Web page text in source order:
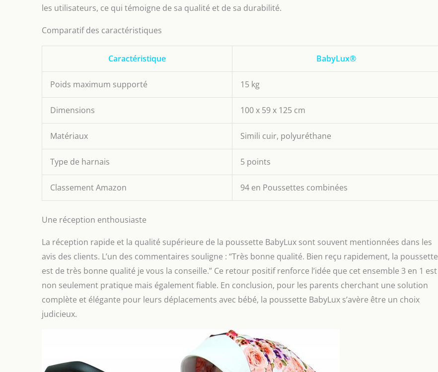
les utilisateurs, ce qui témoigne de sa qualité et de sa durabilité.
Comparatif des caractéristiques
Caractéristique BabyLux®
Poids maximum supporté 15 kg
Dimensions 100 x 59 x 125 cm
Matériaux Simili cuir, polyuréthane
Type de harnais 5 points
Classement Amazon 94 en Poussettes combinées
Une réception enthousiaste
La réception rapide et la qualité supérieure de la poussette BabyLux sont souvent mentionnées dans les
avis des clients. L’un des commentaires souligne : “Très bonne qualité. Bien reçu rapidement, la poussette
est de très bonne qualité je vous la conseille.” Ce retour positif renforce l’idée que cet ensemble 3 en 1 est
non seulement pratique mais également fiable. En conclusion, pour les parents cherchant une solution
complète et élégante pour leurs déplacements avec bébé, la poussette BabyLux s’avère être un choix
judicieux.